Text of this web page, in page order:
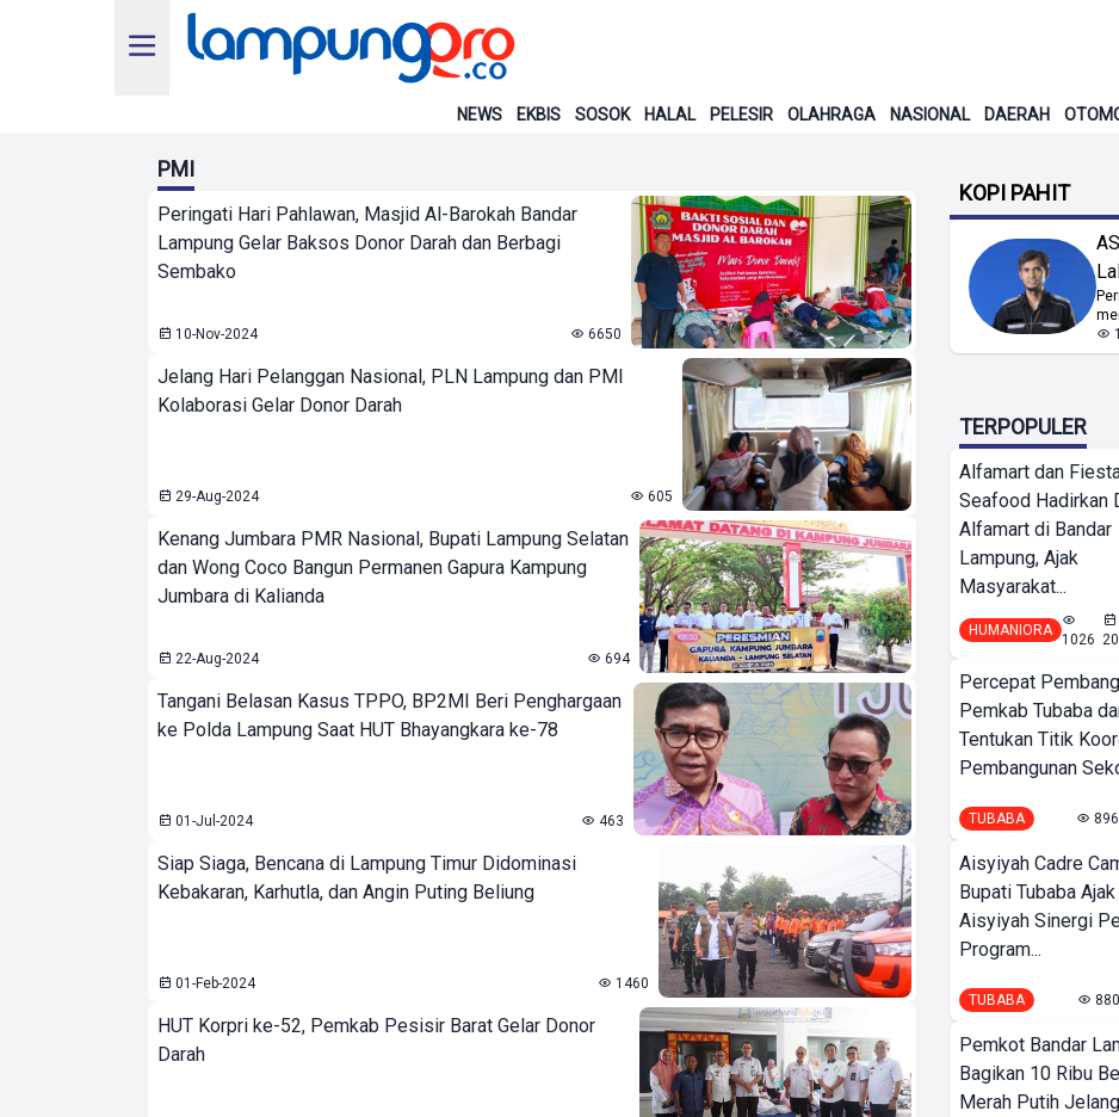
NEWS EKBIS SOSOK HALAL PELESIR OLAHRAGA NASIONAL DAERAH
PMI
Peringati Hari Pahlawan, Masjid Al-Barokah Bandar
Lampung Gelar Baksos Donor Darah dan Berbagi
Sembako
10-Nov-2024 6650
Jelang Hari Pelanggan Nasional, PLN Lampung dan PMI
Kolaborasi Gelar Donor Darah
29-Aug-2024 605
Kenang Jumbara PMR Nasional, Bupati Lampung Selatan
dan Wong Coco Bangun Permanen Gapura Kampung
Jumbara di Kalianda
22-Aug-2024 694
Tangani Belasan Kasus TPPO, BP2MI Beri Penghargaan
ke Polda Lampung Saat HUT Bhayangkara ke-78
01-Jul-2024 463
Siap Siaga, Bencana di Lampung Timur Didominasi
Kebakaran, Karhutla, dan Angin Puting Beliung
01-Feb-2024 1460
HUT Korpri ke-52, Pemkab Pesisir Barat Gelar Donor
Darah
KOPI PAHIT
TERPOPULER
Alfamart dan
Seafood Hadirkan
Alfamart di Bandar
Lampung, Ajak
Masyarakat...
HUMANIORA
1026
Percepat
Pemkab Tubaba
Tentukan Titik
Pembangunan
TUBABA 896
Aisyiyah Cadre
Bupati Tubaba
Aisyiyah Sinergi
Program...
TUBABA 880
Pemkot Bandar
Bagikan 10 Ribu
Merah Putih